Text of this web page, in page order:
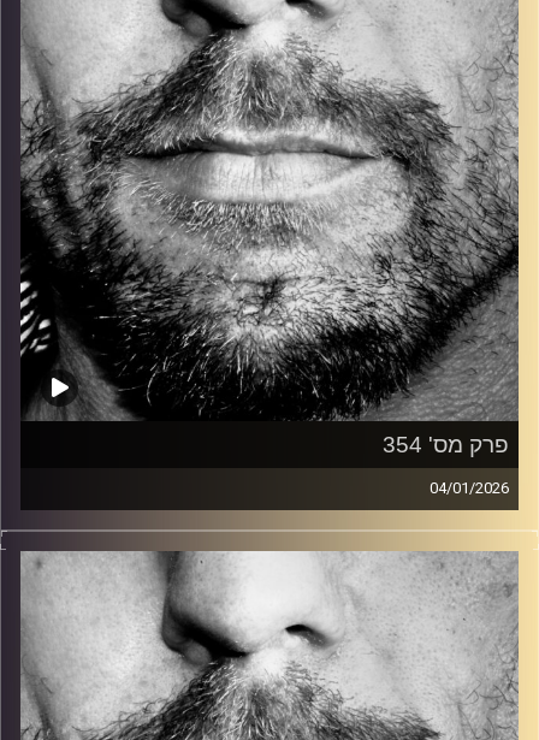
קרדיט תמונות: David Goehring
פרק מס' 354
04/01/2026
זיפים, מוזיקה מחוספסת של הופעות חיות. הרבה ג'אם, רוק,
בלוז, bluegrass, ג'אז, Fאנק, פרוגרסיב ואפילו אלקטרוניקה.
כל מה שחי, אמיתי ונושם.
עם שמוליק רגב.
קרדיט תמונות: David Goehring